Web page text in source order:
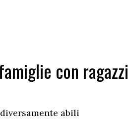
con ragazzi
abili